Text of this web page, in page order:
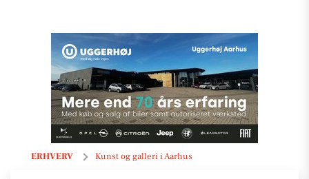
ERHVERV Kunst og galleri i Aarhus
Anders Morre